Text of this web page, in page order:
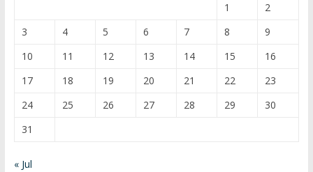
b
e
C
h
a
1
2
3
4 5 6 7 8
9
10
11 12 13 14 15
16
17
18 19 20 21 22
23
24
25 26 27 28 29
30
31
« Jul